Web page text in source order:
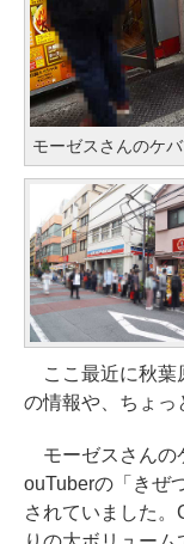
モーゼスさんのケ
ここ最近に秋葉
の情報や、ちょっ
モーゼスさんの
ouTuberの「きぜ
されていました